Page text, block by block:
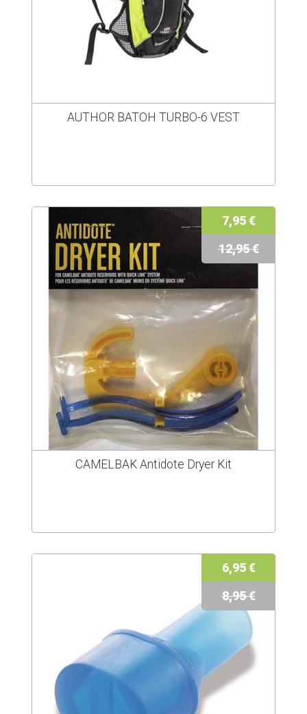
AUTHOR BATOH TURBO-6 VEST
7,95 €
12,95 €
CAMELBAK Antidote Dryer Kit
6,95 €
8,95 €